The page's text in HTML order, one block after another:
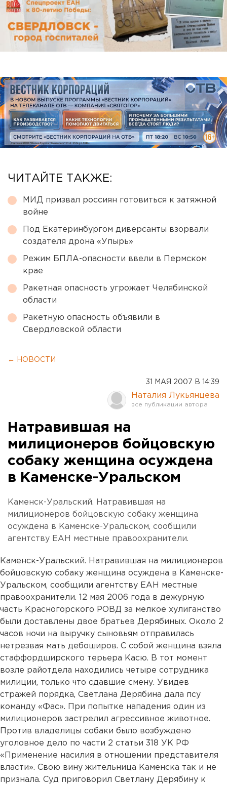
ЧИТАЙТЕ ТАКЖЕ:
МИД призвал россиян готовиться к затяжной
войне
Под Екатеринбургом диверсанты взорвали
создателя дрона «Упырь»
Режим БПЛА-опасности ввели в Пермском
крае
Ракетная опасность угрожает Челябинской
области
Ракетную опасность объявили в
Свердловской области
← НОВОСТИ
31 МАЯ 2007 В 14:39
Наталия Лукьянцева
Натравившая на
милиционеров бойцовскую
собаку женщина осуждена
в Каменске-Уральском
Каменск-Уральский. Натравившая на
милиционеров бойцовскую собаку женщина
осуждена в Каменске-Уральском, сообщили
агентству ЕАН местные правоохранители.
Каменск-Уральский. Натравившая на милиционеров
бойцовскую собаку женщина осуждена в Каменске-
Уральском, сообщили агентству ЕАН местные
правоохранители. 12 мая 2006 года в дежурную
часть Красногорского РОВД за мелкое хулиганство
были доставлены двое братьев Дерябиных. Около 2
часов ночи на выручку сыновьям отправилась
нетрезвая мать дебоширов. С собой женщина взяла
стаффордширского терьера Касю. В тот момент
возле райотдела находились четыре сотрудника
милиции, только что сдавшие смену. Увидев
стражей порядка, Светлана Дерябина дала псу
команду «Фас». При попытке нападения один из
милиционеров застрелил агрессивное животное.
Против владелицы собаки было возбуждено
уголовное дело по части 2 статьи 318 УК РФ
«Применение насилия в отношении представителя
власти». Свою вину жительница Каменска так и не
признала. Суд приговорил Светлану Дерябину к